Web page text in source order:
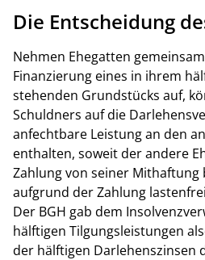
Die Entscheidung
Nehmen Ehegatten
Finanzierung eines in ihrem
stehenden Grundstücks auf,
Schuldners auf die
anfechtbare Leistung an den
enthalten, soweit der andere
Zahlung von seiner
aufgrund der Zahlung
Der BGH gab dem
hälftigen Tilgungsleistungen
der hälftigen Darlehenszinsen